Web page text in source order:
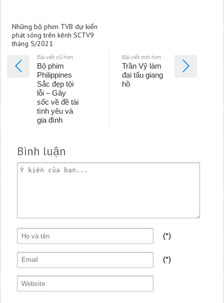
Những bộ phim TVB dự kiến
phát sóng trên kênh SCTV9
tháng 5/2021
Bài viết cũ hơn
Bộ phim
Philippines
Sắc đẹp tội
lỗi – Gây
sốc về đề tài
tình yêu và
gia đình
Bài viết mới hơn
Trần Vỹ làm
đại tẩu giang
hồ
Bình luận
(*)
(*)